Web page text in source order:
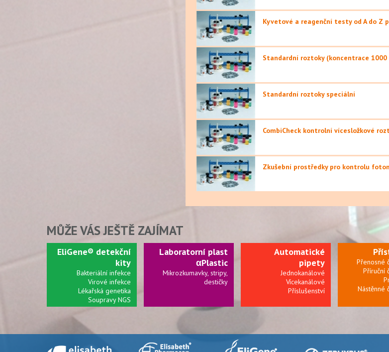
Kyvetové a reagenční testy od A do Z
Standardní roztoky (koncentrace
Standardní roztoky speciální
CombiCheck kontrolní vícesložkové
Zkušební prostředky pro kontrolu
MŮŽE VÁS JEŠTĚ ZAJÍMAT
EliGene® detekční
kity
Bakteriální infekce
Virové infekce
Lékařská genetika
Soupravy NGS
Laboratorní plast
αPlastic
Mikrozkumavky, stripy,
destičky
Připravujeme: kolonky a
Automatické
pipety
Jednokanálové
Vícekanálové
Příslušenství
Přenosné
Příruční
Nástěnné